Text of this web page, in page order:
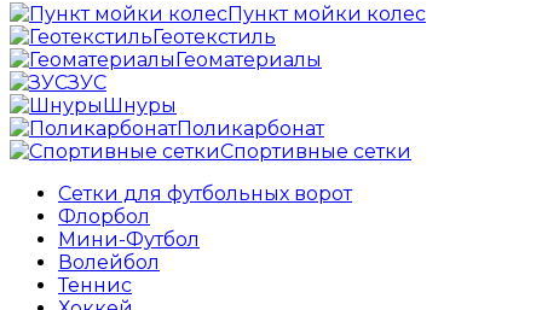
Пункт мойки колес
Геотекстиль
Геоматериалы
ЗУС
Шнуры
Поликарбонат
Спортивные сетки
Сетки для футбольных ворот
Флорбол
Мини-Футбол
Волейбол
Теннис